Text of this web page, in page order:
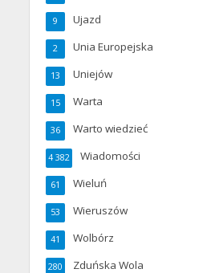
Ujazd
9
Unia Europejska
2
Uniejów
13
Warta
15
Warto wiedzieć
36
Wiadomości
4 382
Wieluń
61
Wieruszów
53
Wolbórz
41
Zduńska Wola
280